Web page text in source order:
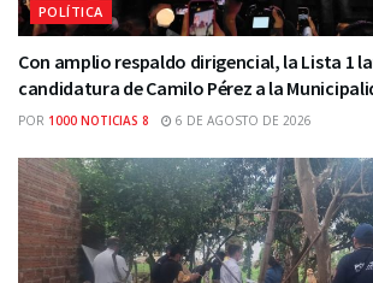
POLÍTICA
Con amplio respaldo dirigencial, la Lista 1
candidatura de Camilo Pérez a la
POR 1000 NOTICIAS 8 6 DE AGOSTO DE 2026